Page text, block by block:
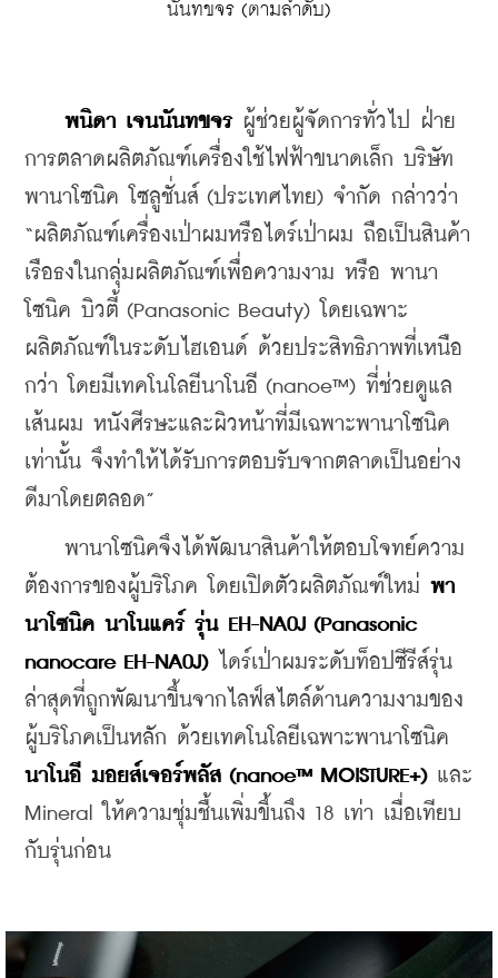
นันทขจร (ตามลำดับ)
พนิดา เจนนันทขจร ผู้ช่วยผู้จัดการทั่วไป ฝ่าย
การตลาดผลิตภัณฑ์เครื่องใช้ไฟฟ้าขนาดเล็ก บริษัท
พานาโซนิค โซลูชั่นส์ (ประเทศไทย) จำกัด กล่าวว่า
“ผลิตภัณฑ์เครื่องเป่าผมหรือไดร์เป่าผม ถือเป็นสินค้า
เรือธงในกลุ่มผลิตภัณฑ์เพื่อความงาม หรือ พานา
โซนิค บิวตี้ (Panasonic Beauty) โดยเฉพาะ
ผลิตภัณฑ์ในระดับไฮเอนด์ ด้วยประสิทธิภาพที่เหนือ
กว่า โดยมีเทคโนโลยีนาโนอี (nanoe™) ที่ช่วยดูแล
เส้นผม หนังศีรษะและผิวหน้าที่มีเฉพาะพานาโซนิค
เท่านั้น จึงทำให้ได้รับการตอบรับจากตลาดเป็นอย่าง
ดีมาโดยตลอด”
พานาโซนิคจึงได้พัฒนาสินค้าให้ตอบโจทย์ความ
ต้องการของผู้บริโภค โดยเปิดตัวผลิตภัณฑ์ใหม่ พา
นาโซนิค นาโนแคร์ รุ่น EH-NA0J (Panasonic
nanocare EH-NA0J) ไดร์เป่าผมระดับท็อปซีรีส์รุ่น
ล่าสุดที่ถูกพัฒนาขึ้นจากไลฟ์สไตล์ด้านความงามของ
นาโนอี มอยส์เจอร์พลัส (nanoe™ MOISTURE+) และ
Mineral ให้ความชุ่มชื้นเพิ่มขึ้นถึง 18 เท่า เมื่อเทียบ
กับรุ่นก่อน